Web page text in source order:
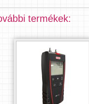
termékek: